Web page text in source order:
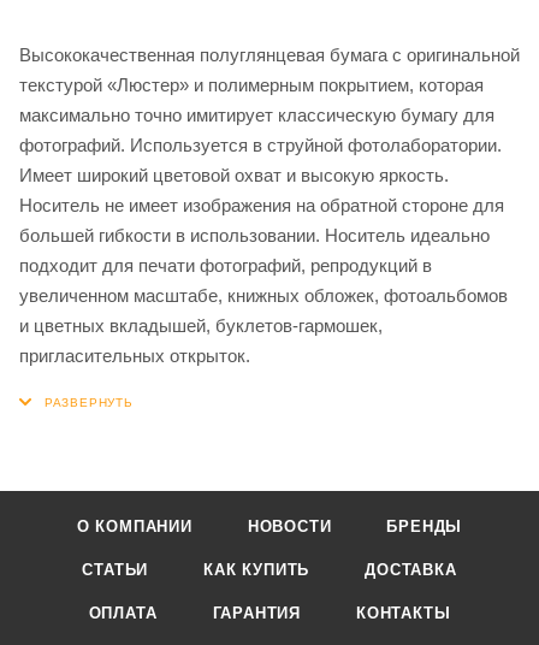
Высококачественная полуглянцевая бумага с оригинальной
текстурой «Люстер» и полимерным покрытием, которая
максимально точно имитирует классическую бумагу для
фотографий. Используется в струйной фотолаборатории.
Имеет широкий цветовой охват и высокую яркость.
Носитель не имеет изображения на обратной стороне для
большей гибкости в использовании. Носитель идеально
подходит для печати фотографий, репродукций в
увеличенном масштабе, книжных обложек, фотоальбомов
и цветных вкладышей, буклетов-гармошек,
пригласительных открыток.
О КОМПАНИИ НОВОСТИ БРЕНДЫ
СТАТЬИ КАК КУПИТЬ ДОСТАВКА
ОПЛАТА ГАРАНТИЯ КОНТАКТЫ